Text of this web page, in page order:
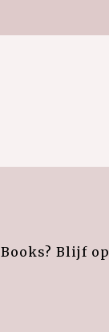
Blijf op